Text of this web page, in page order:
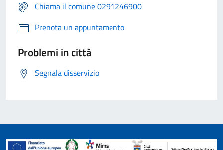
Chiama il comune 0291246900
Prenota un appuntamento
Problemi in città
Segnala disservizio